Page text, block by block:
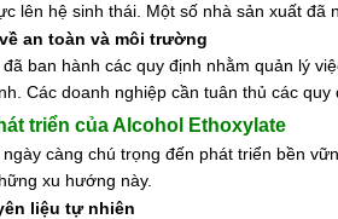
lên hệ sinh thái. Một số nhà sản xuất
an toàn và môi trường
đã ban hành các quy định nhằm quản lý
Các doanh nghiệp cần tuân thủ các
triển của Alcohol Ethoxylate
càng chú trọng đến phát triển bền
xu hướng này.
liệu tự nhiên